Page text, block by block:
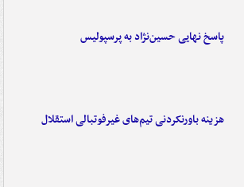
پاسخ نهایی حسین‌نژاد به پرسپولیس
هزینه باورنکردنی تیم‌های غیرفوتبالی استقلال